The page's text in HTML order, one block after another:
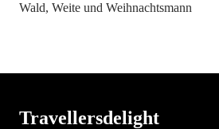
Wald, Weite und Weihnachtsmann
Travellersdelight